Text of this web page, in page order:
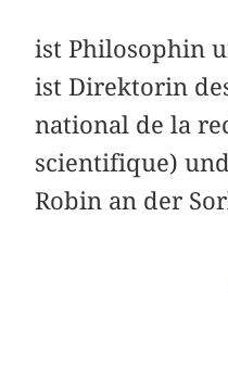
ist Philosophin
ist Direktorin
national de la
scientifique)
Robin an der